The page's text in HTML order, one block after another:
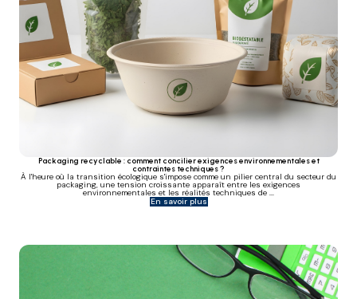
Packaging recyclable : comment concilier exigences environnementales et
contraintes techniques ?
À l'heure où la transition écologique s'impose comme un pilier central du secteur du
packaging, une tension croissante apparaît entre les exigences
environnementales et les réalités techniques de ...
En savoir plus